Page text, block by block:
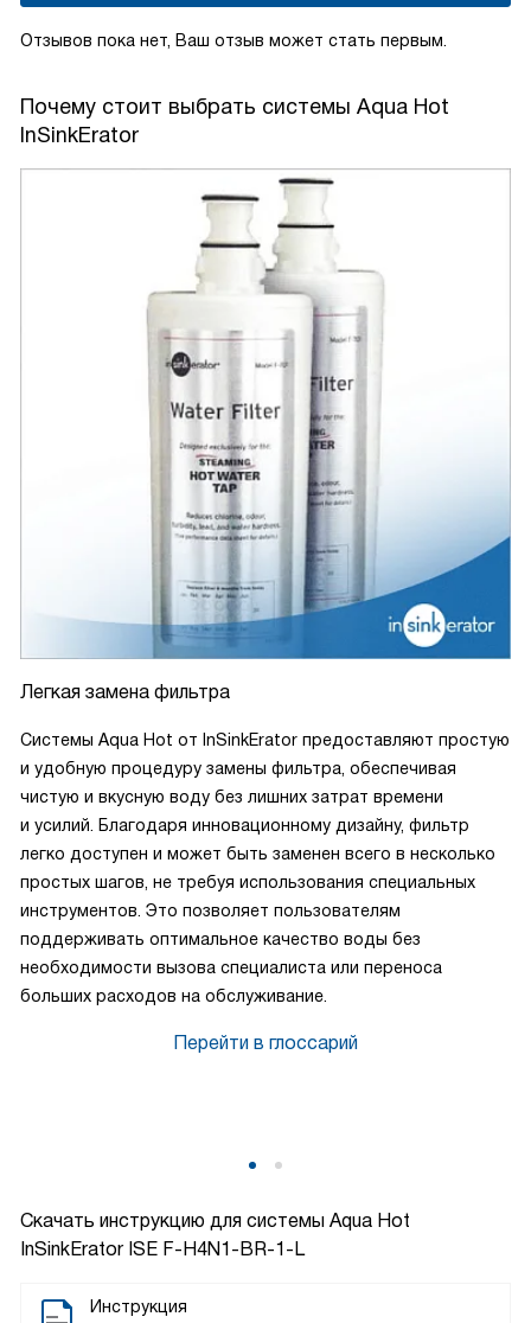
Скачать инструкцию для системы Aqua Hot
InSinkErator ISE F-H4N1-BR-1-L
Инструкция
Отзывов пока нет, Ваш отзыв может стать первым.
Почему стоит выбрать системы Aqua Hot
InSinkErator
Легкая замена фильтра
Системы Aqua Hot от InSinkErator предоставляют простую
и удобную процедуру замены фильтра, обеспечивая
чистую и вкусную воду без лишних затрат времени
и усилий. Благодаря инновационному дизайну, фильтр
легко доступен и может быть заменен всего в несколько
простых шагов, не требуя использования специальных
инструментов. Это позволяет пользователям
поддерживать оптимальное качество воды без
необходимости вызова специалиста или переноса
больших расходов на обслуживание.
Перейти в глоссарий